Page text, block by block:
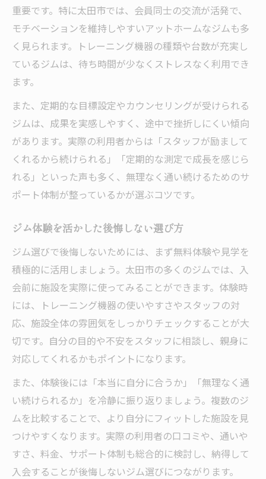
重要です。特に太田市では、会員同士の交流が活発で、
モチベーションを維持しやすいアットホームなジムも多
く見られます。トレーニング機器の種類や台数が充実し
ているジムは、待ち時間が少なくストレスなく利用でき
ます。
また、定期的な目標設定やカウンセリングが受けられる
ジムは、成果を実感しやすく、途中で挫折しにくい傾向
があります。実際の利用者からは「スタッフが励まして
くれるから続けられる」「定期的な測定で成長を感じら
れる」といった声も多く、無理なく通い続けるためのサ
ポート体制が整っているかが選ぶコツです。
ジム体験を活かした後悔しない選び方
ジム選びで後悔しないためには、まず無料体験や見学を
積極的に活用しましょう。太田市の多くのジムでは、入
会前に施設を実際に使ってみることができます。体験時
には、トレーニング機器の使いやすさやスタッフの対
応、施設全体の雰囲気をしっかりチェックすることが大
切です。自分の目的や不安をスタッフに相談し、親身に
対応してくれるかもポイントになります。
また、体験後には「本当に自分に合うか」「無理なく通
い続けられるか」を冷静に振り返りましょう。複数のジ
ムを比較することで、より自分にフィットした施設を見
つけやすくなります。実際の利用者の口コミや、通いや
すさ、料金、サポート体制も総合的に検討し、納得して
入会することが後悔しないジム選びにつながります。